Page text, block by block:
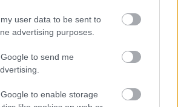
user data to be sent to
advertising purposes.
to send me
to enable storage
03.
helyzetből. Lehet, hogy
Lehet, hogy úgy érzed, mintha
a talajt a lábad alól. De mindig